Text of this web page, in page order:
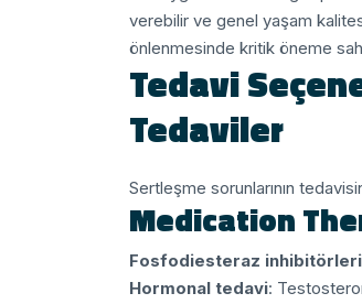
verebilir ve genel yaşam
önlenmesinde kritik öneme
Tedavi
Tedaviler
Sertleşme sorunlarının
Medication
Fosfodiesteraz inhibitörleri
Hormonal tedavi: